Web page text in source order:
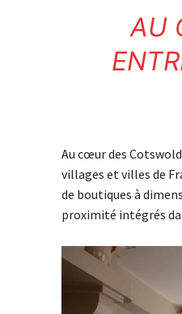
AU
Au cœur des
villages et villes de
de boutiques à
proximité intégrés